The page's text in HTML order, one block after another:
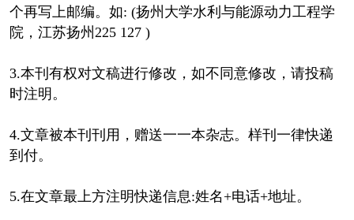
个再写上邮编。如: (扬州大学水利与能源动力工程学
院，江苏扬州225 127 )
3.本刊有权对文稿进行修改，如不同意修改，请投稿
时注明。
4.文章被本刊刊用，赠送一一本杂志。样刊一律快递
到付。
5.在文章最上方注明快递信息:姓名+电话+地址。